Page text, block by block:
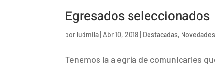
Egresados seleccionados
por ludmila Abr 10, 2018 Destacadas, Novedades
Tenemos la alegría de comunicarles